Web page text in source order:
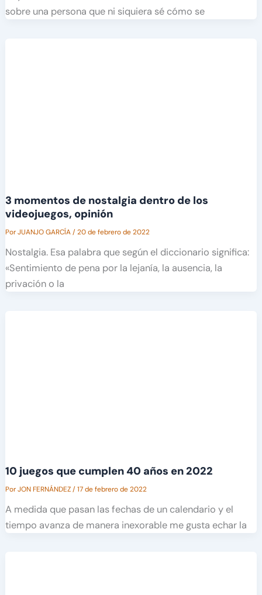
sobre una persona que ni siquiera sé cómo se
3 momentos de nostalgia dentro de los
videojuegos, opinión
PorJUANJO GARCÍA/20 de febrero de 2022
Nostalgia. Esa palabra que según el diccionario significa:
«Sentimiento de pena por la lejanía, la ausencia, la
privación o la
10 juegos que cumplen 40 años en 2022
PorJON FERNÁNDEZ/17 de febrero de 2022
A medida que pasan las fechas de un calendario y el
tiempo avanza de manera inexorable me gusta echar la